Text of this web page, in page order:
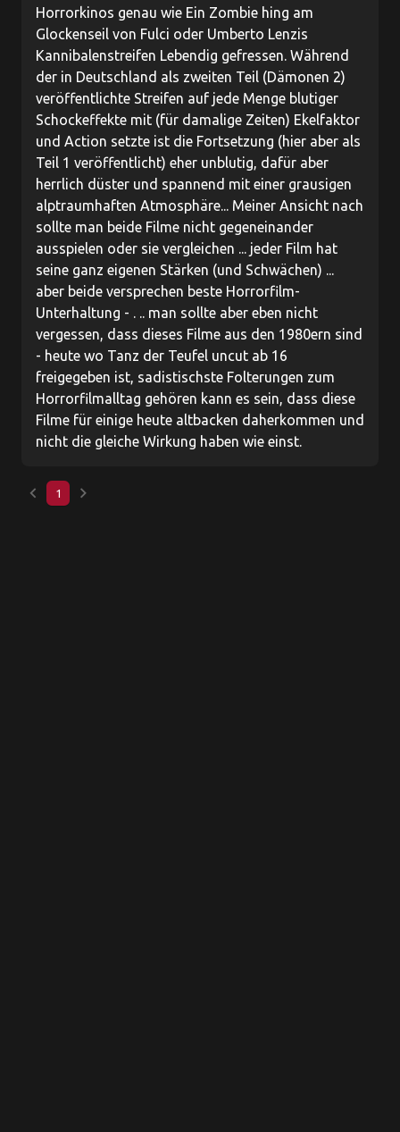
Horrorkinos genau wie Ein Zombie hing am
Glockenseil von Fulci oder Umberto Lenzis
Kannibalenstreifen Lebendig gefressen. Während
der in Deutschland als zweiten Teil (Dämonen 2)
veröffentlichte Streifen auf jede Menge blutiger
Schockeffekte mit (für damalige Zeiten) Ekelfaktor
und Action setzte ist die Fortsetzung (hier aber als
Teil 1 veröffentlicht) eher unblutig, dafür aber
herrlich düster und spannend mit einer grausigen
alptraumhaften Atmosphäre... Meiner Ansicht nach
sollte man beide Filme nicht gegeneinander
ausspielen oder sie vergleichen ... jeder Film hat
seine ganz eigenen Stärken (und Schwächen) ...
aber beide versprechen beste Horrorfilm-
Unterhaltung - . .. man sollte aber eben nicht
vergessen, dass dieses Filme aus den 1980ern sind
- heute wo Tanz der Teufel uncut ab 16
freigegeben ist, sadistischste Folterungen zum
Horrorfilmalltag gehören kann es sein, dass diese
Filme für einige heute altbacken daherkommen und
nicht die gleiche Wirkung haben wie einst.
keyboard_arrow_left 1 keyboard_arrow_right